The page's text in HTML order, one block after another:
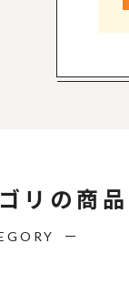
リの商品